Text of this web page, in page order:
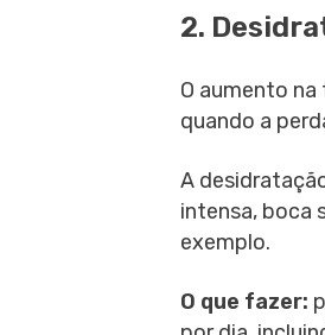
2.
O aumento
quando a
A
intensa, boca
exemplo.
O que fazer: